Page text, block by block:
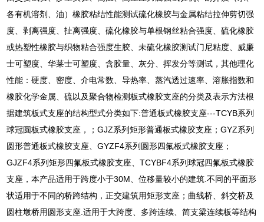
各有机溶剂、油）橡胶粘结性能测试硫化橡胶与金属粘结拉伸剪切强
度、剥离强度、扯离强度、硫化橡胶与单根钢丝粘合强度、硫化橡胶
或热塑性橡胶与织物粘合强度生胶、未硫化橡胶测试门尼粘度、威廉
士可塑度、华莱士可塑度、含胶量、灰分、挥发分等测试，其他理化
性能：硬度、密度、介电常数、导热率、蒸汽透过速率、溶胀指数和
橡胶化学金属、硫以及聚合物检测板式橡胶支座的分类及表示方法根
据建筑板式支座的结构型式分类如下:普通板式橡胶支座---TCYB系列
球冠圆板式橡胶支座，；GJZ系列矩形普通板式橡胶支座；GYZ系列
圆形普通板式橡胶支座、GYZF4系列圆形四氟板式橡胶支座；
GJZF4系列矩形四氟板式橡胶支座、TCYBF4系列球冠四氟板式橡胶
支座，本产品适用于跨度小于30M、位移量较小的建筑.不同的平面形
状适用于不同的桥跨结构，正交建筑用矩形支座；曲线桥、斜交桥及
圆柱墩桥用圆形支座.适用于大跨度、多跨连续、简支梁连续板等结构